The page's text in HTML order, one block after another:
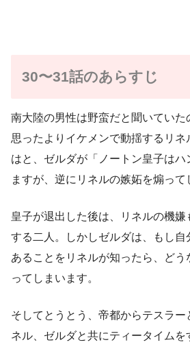
30〜31話のあらすじ
南大陸の男性は野蛮だと聞いてい
思ったよりイケメンで動揺するリネ
はと、ゼルダが「ノートン皇子は
ますが、逆にリネルの嫉妬を煽って
皇子が退出した後は、リネルの機嫌
する二人。しかしゼルダは、もし
あることをリネルが知ったら、ど
ってしまいます。
そしてとうとう、帝都からテスラー
ネル、ゼルダと共にティータイムを